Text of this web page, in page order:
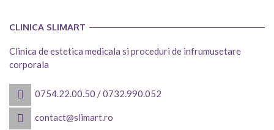
CLINICA SLIMART
Clinica de estetica medicala si proceduri de infrumusetare
corporala
0754.22.00.50 /0732.990.052
contact@slimart.ro